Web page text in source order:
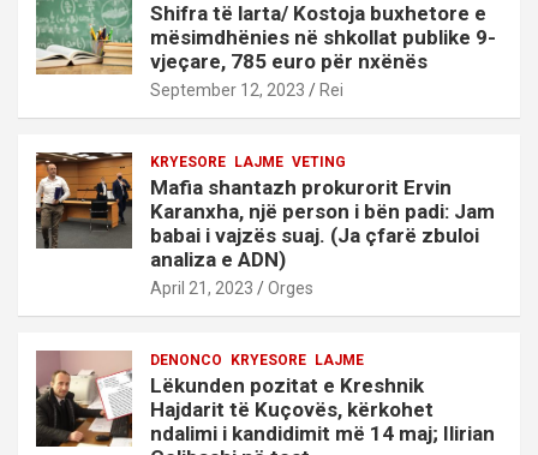
Shifra të larta/ Kostoja buxhetore e
mësimdhënies në shkollat publike 9-
vjeçare, 785 euro për nxënës
September 12, 2023 Rei
KRYESORE LAJME VETING
Mafia shantazh prokurorit Ervin
Karanxha, një person i bën padi: Jam
babai i vajzës suaj. (Ja çfarë zbuloi
analiza e ADN)
April 21, 2023 Orges
DENONCO KRYESORE LAJME
Lëkunden pozitat e Kreshnik
Hajdarit të Kuçovës, kërkohet
ndalimi i kandidimit më 14 maj; Ilirian